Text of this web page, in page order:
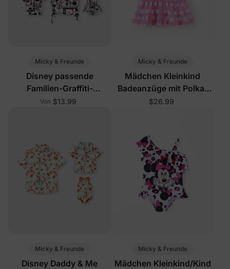
Micky & Freunde
Disney passende
Familien-Graffiti-
Freizeitoutfits
Von $13.99
Micky & Freunde
Mädchen Kleinkind
Badeanzüge mit Polka-
Dots
$26.99
Micky & Freunde
Disney Daddy & Me
Micky & Freunde
Mädchen Kleinkind/Kind